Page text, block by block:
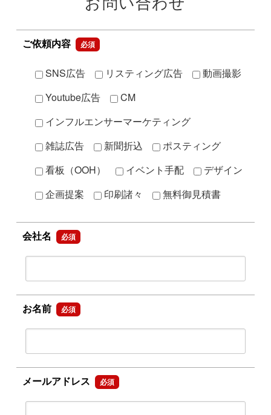
ご依頼内容 必須
SNS広告 リスティング広告
動画撮影
Youtube広告
CM
インフルエンサーマーケティング
雑誌広告
新聞折込
ポスティング
看板（OOH）
イベント手配
デザイン
企画提案
印刷諸々 無料御見積書
会社名 必須
お名前 必須
メールアドレス 必須